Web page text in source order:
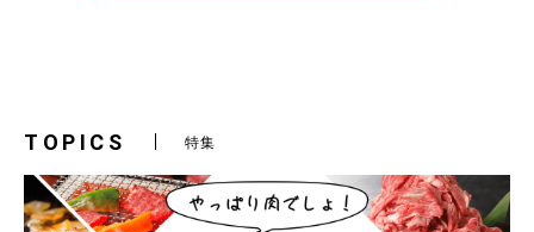
TOPICS 特集